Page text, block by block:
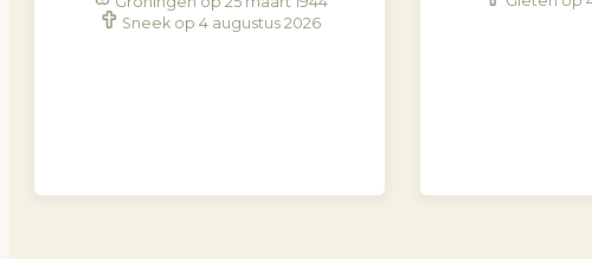
Sneek op 4 augustus 2026